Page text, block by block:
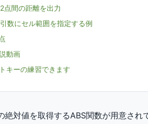
点間の距離を出力
数にセル範囲を指定する例
動画
キーの練習できます
絶対値を取得するABS関数が用意さ